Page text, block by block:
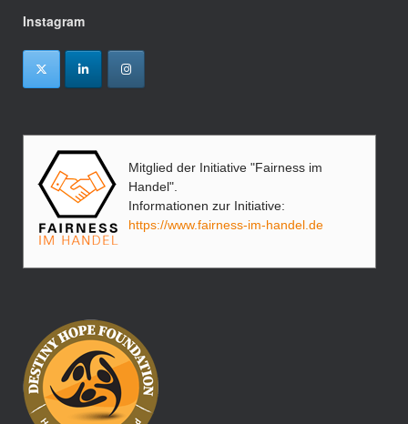
Instagram
Mitglied der Initiative "Fairness im
Handel".
Informationen zur Initiative:
https://www.fairness-im-handel.de